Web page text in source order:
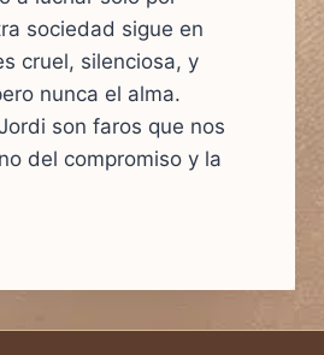
sociedad sigue en
cruel, silenciosa, y
nunca el alma.
son faros que nos
del compromiso y la